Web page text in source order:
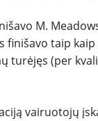
M.
taip
turėjęs (per
vairuotojų